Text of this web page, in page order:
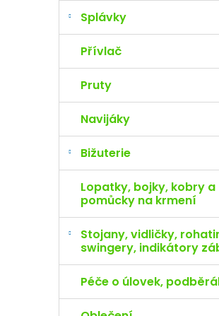
Splávky
Přívlač
Pruty
Navijáky
Bižuterie
Lopatky, bojky, kobry a
pomůcky na krmení
Stojany, vidličky,
swingery, indikátory
Péče o úlovek,